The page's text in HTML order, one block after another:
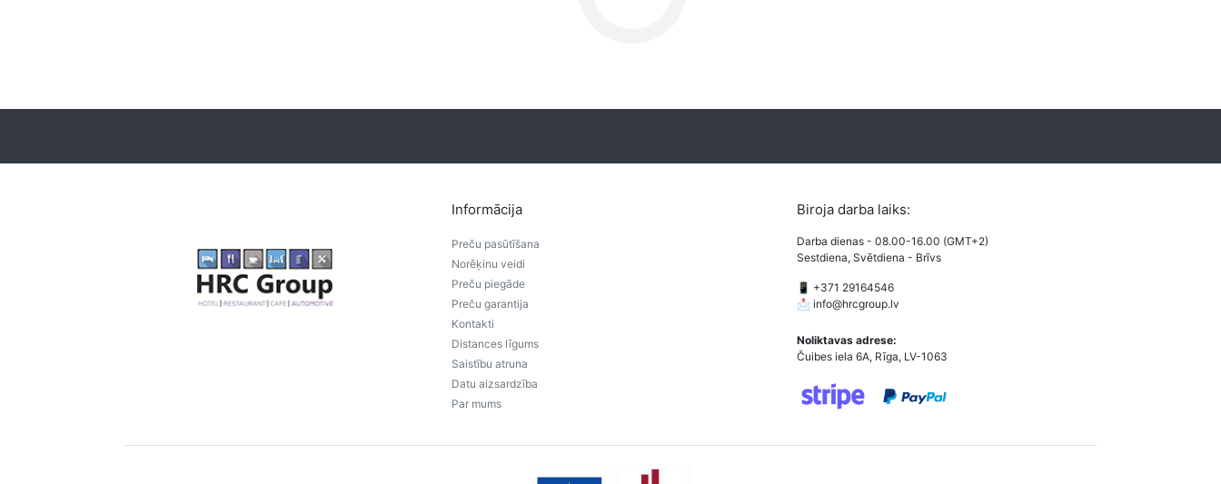
Informācija
Preču pasūtīšana
Norēķinu veidi
Preču piegāde
Preču garantija
Kontakti
Distances līgums
Saistību atruna
Datu aizsardzība
Par mums
Biroja darba laiks:
Darba dienas - 08.00-16.00 (GMT+2)
Sestdiena, Svētdiena - Brīvs
📱 +371 29164546
📩 info@hrcgroup.lv
Noliktavas adrese:
Čuibes iela 6A, Rīga, LV-1063